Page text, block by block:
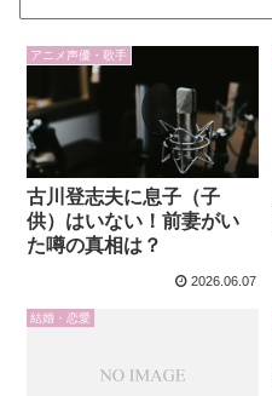
アニメ声優・歌手
古川登志夫に息子（子
供）はいない！前妻がい
た噂の真相は？
2026.06.07
結婚・恋愛